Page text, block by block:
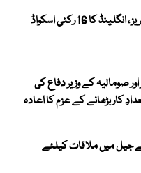
پاکستان کیخلاف ٹیسٹ سیریز ، انگلینڈ کا 16 رکنی اسکواڈ
صومالیہ کے وزیر دفاع کی
کار بڑھانے کے عزم کا اعادہ
جیل میں ملاقات کیلئے